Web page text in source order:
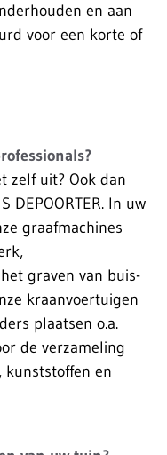
en aan
voor een korte of
zelf uit? Ook dan
DEPOORTER. In uw
graafmachines
graven van buis-
kraanvoertuigen
plaatsen o.a.
de verzameling
kunststoffen en